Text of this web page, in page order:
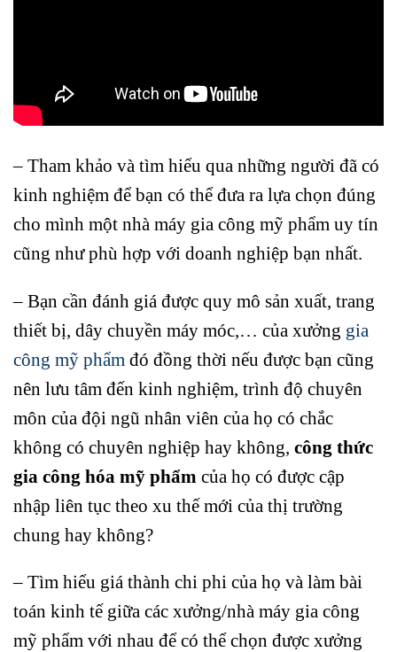
– Tham khảo và tìm hiểu qua những người đã có
kinh nghiệm để bạn có thể đưa ra lựa chọn đúng
cho mình một nhà máy gia công mỹ phẩm uy tín
cũng như phù hợp với doanh nghiệp bạn nhất.
– Bạn cần đánh giá được quy mô sản xuất, trang
thiết bị, dây chuyền máy móc,… của xưởng gia
công mỹ phẩm đó đồng thời nếu được bạn cũng
nên lưu tâm đến kinh nghiệm, trình độ chuyên
môn của đội ngũ nhân viên của họ có chắc
không có chuyên nghiệp hay không, công thức
gia công hóa mỹ phẩm của họ có được cập
nhập liên tục theo xu thế mới của thị trường
chung hay không?
– Tìm hiểu giá thành chi phi của họ và làm bài
toán kinh tế giữa các xưởng/nhà máy gia công
mỹ phẩm với nhau để có thể chọn được xưởng